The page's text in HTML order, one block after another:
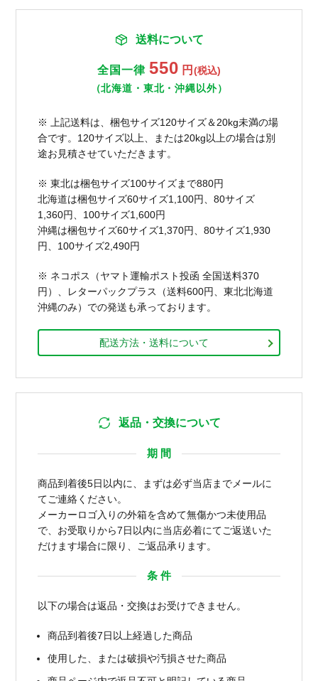
送料について
全国一律 550 円 (税込)
（北海道・東北・沖縄以外）
※ 上記送料は、梱包サイズ120サイズ＆20kg未満の場
合です。120サイズ以上、または20kg以上の場合は別
途お見積させていただきます。
※ 東北は梱包サイズ100サイズまで880円
北海道は梱包サイズ60サイズ1,100円、80サイズ
1,360円、100サイズ1,600円
沖縄は梱包サイズ60サイズ1,370円、80サイズ1,930
円、100サイズ2,490円
※ ネコポス（ヤマト運輸ポスト投函 全国送料370
円）、レターパックプラス（送料600円、東北北海道
沖縄のみ）での発送も承っております。
配送方法・送料について
返品・交換について
期 間
商品到着後5日以内に、まずは必ず当店までメールに
てご連絡ください。
メーカーロゴ入りの外箱を含めて無傷かつ未使用品
で、お受取りから7日以内に当店必着にてご返送いた
だけます場合に限り、ご返品承ります。
条 件
以下の場合は返品・交換はお受けできません。
商品到着後7日以上経過した商品
使用した、または破損や汚損させた商品